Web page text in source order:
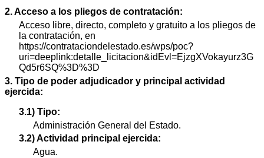
2. Acceso a los pliegos de contratación:
Acceso libre, directo, completo y gratuito a los pliegos de
la contratación, en
https://contrataciondelestado.es/wps/poc?
uri=deeplink:detalle_licitacion&idEvl=EjzgXVokayurz3G
Qd5r6SQ%3D%3D
3. Tipo de poder adjudicador y principal actividad
ejercida:
3.1) Tipo:
Administración General del Estado.
3.2) Actividad principal ejercida:
Agua.